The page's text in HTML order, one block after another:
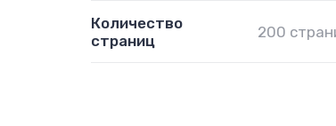
Количество
страниц
200